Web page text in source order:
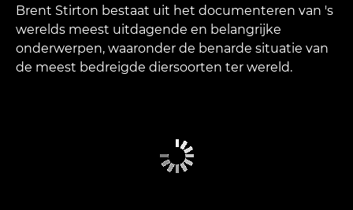
Brent Stirton bestaat uit het documenteren van 's
werelds meest uitdagende en belangrijke
onderwerpen, waaronder de benarde situatie van
de meest bedreigde diersoorten ter wereld.